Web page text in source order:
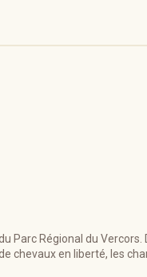
Parc Régional du
chevaux en liberté, les